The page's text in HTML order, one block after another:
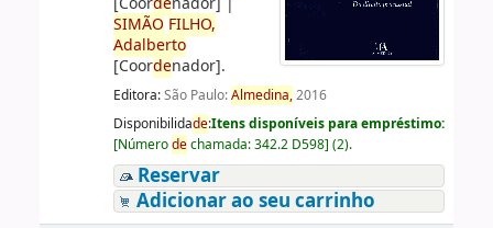
SIMÃO FILHO,
Adalberto
[Coordenador].
Editora:São Paulo:Almedina,2016
Disponibilidade:Itens disponíveis para empréstimo:
[Númerodechamada:342.2 D598] (2).
Reservar
Adicionar ao seu carrinho